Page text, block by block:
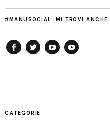
#MANUSOCIAL: MI TROVI ANCHE
CATEGORIE